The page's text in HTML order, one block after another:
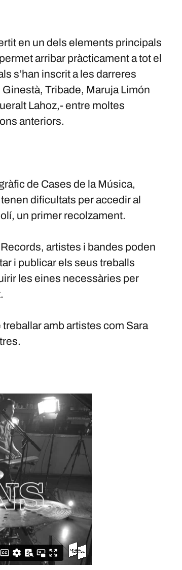
en un dels elements principals
arribar pràcticament a tot el
s’han inscrit a les darreres
Tribade, Maruja Limón
Lahoz,- entre moltes
anteriors.
de Cases de la Música,
dificultats per accedir al
un primer recolzament.
artistes i bandes poden
i publicar els seus treballs
les eines necessàries per
treballar amb artistes com Sara